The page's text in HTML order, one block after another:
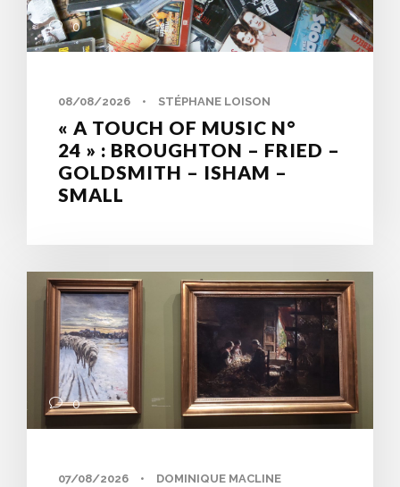
0
08/08/2026 • STÉPHANE LOISON
« A TOUCH OF MUSIC N°
24 » : BROUGHTON – FRIED –
GOLDSMITH – ISHAM –
SMALL
0
07/08/2026 • DOMINIQUE MACLINE